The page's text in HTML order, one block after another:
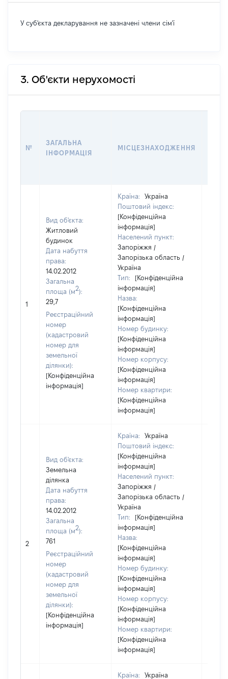
У суб'єкта декларування не зазначені члени сім'ї
3. Об'єкти нерухомості
№
ЗАГАЛЬНА
ІНФОРМАЦІЯ
МІСЦЕЗНАХОДЖЕННЯ
1
Вид об'єкта:
Житловий
будинок
Дата набуття
права:
14.02.2012
Загальна
площа (м2):
29,7
Реєстраційний
номер
(кадастровий
номер для
земельної
ділянки):
[Конфіденційна
інформація]
Країна:
Україна
Поштовий індекс:
[Конфіденційна
інформація]
Населений пункт:
Запоріжжя /
Запорізька область /
Україна
Тип:
[Конфіденційна
інформація]
Назва:
[Конфіденційна
інформація]
Номер будинку:
[Конфіденційна
інформація]
Номер корпусу:
[Конфіденційна
інформація]
Номер квартири:
[Конфіденційна
інформація]
2
Вид об'єкта:
Земельна
ділянка
Дата набуття
права:
14.02.2012
Загальна
площа (м2):
761
Реєстраційний
номер
(кадастровий
номер для
земельної
ділянки):
[Конфіденційна
інформація]
Країна:
Україна
Поштовий індекс:
[Конфіденційна
інформація]
Населений пункт:
Запоріжжя /
Запорізька область /
Україна
Тип:
[Конфіденційна
інформація]
Назва:
[Конфіденційна
інформація]
Номер будинку:
[Конфіденційна
інформація]
Номер корпусу:
[Конфіденційна
інформація]
Номер квартири:
[Конфіденційна
інформація]
Країна:
Україна